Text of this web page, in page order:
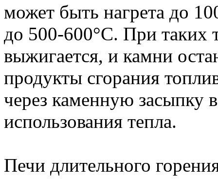
может быть нагрета до
до 500-600°С. При таких
выжигается, и камни
продукты сгорания
через каменную засыпку
использования тепла.
Печи длительного